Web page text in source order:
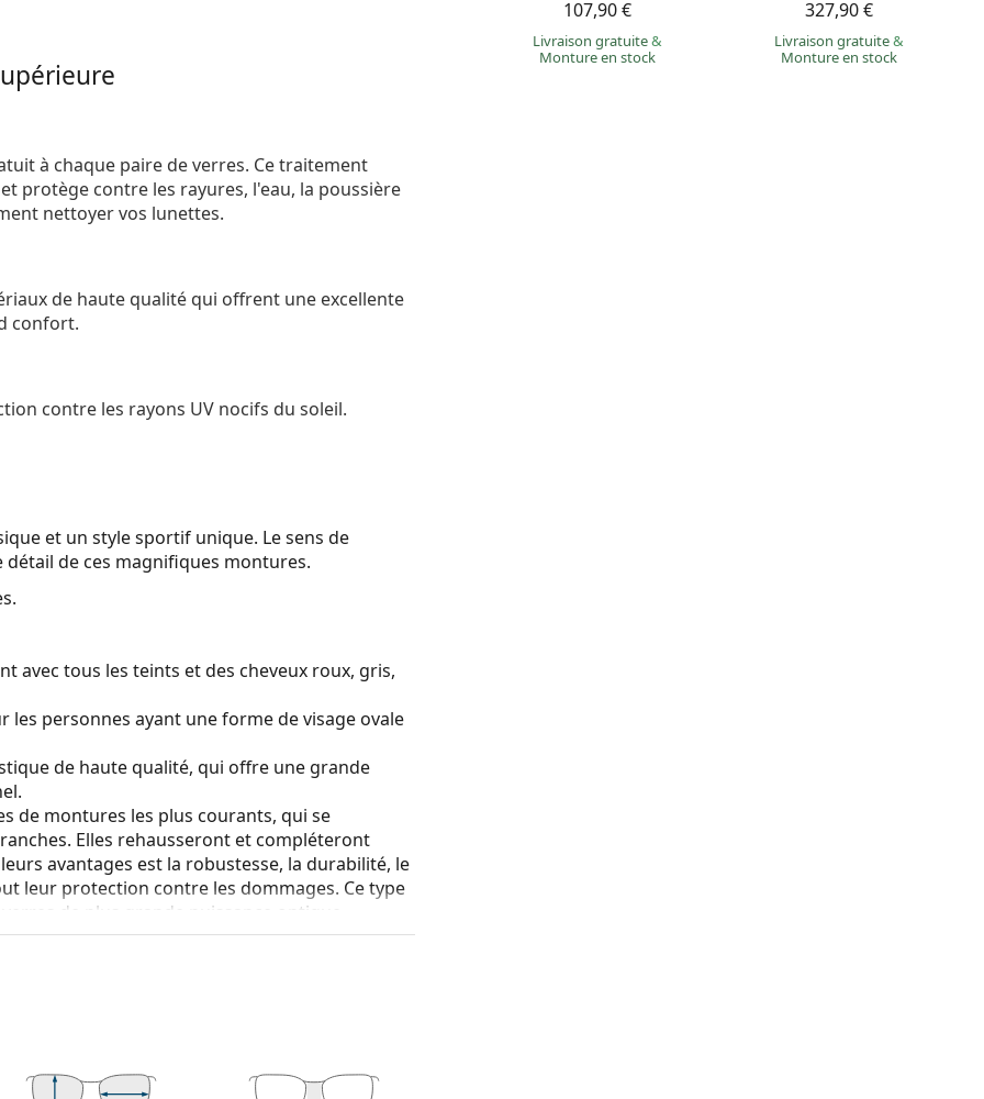
107,90 €
Livraison gratuite&
Monture en stock
327,90 €
Livraison gratuite&
Monture en stock
à chaque paire de verres. Ce traitement
protège contre les rayures, l'eau, la poussière
nettoyer vos lunettes.
de haute qualité qui offrent une excellente
confort.
contre les rayons UV nocifs du soleil.
et un style sportif unique. Le sens de
de ces magnifiques montures.
avec tous les teints et des cheveux roux, gris,
personnes ayant une forme de visage ovale
de haute qualité, qui offre une grande
de montures les plus courants, qui se
Elles rehausseront et compléteront
avantages est la robustesse, la durabilité, le
leur protection contre les dommages. Ce type
de plus grande puissance optique.
l'utilisation.